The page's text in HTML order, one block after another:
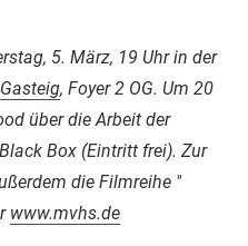
5. März, 19 Uhr in der
Gasteig, Foyer 2 OG. Um 20
über die Arbeit der
Box (Eintritt frei). Zur
die Filmreihe "
www.mvhs.de